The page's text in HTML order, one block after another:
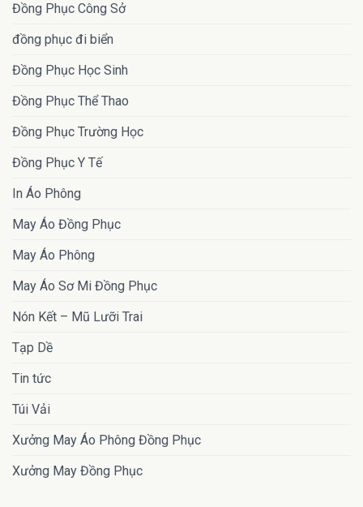
Đồng Phục Công Sở
đồng phục đi biển
Đồng Phục Học Sinh
Đồng Phục Thể Thao
Đồng Phục Trường Học
Đồng Phục Y Tế
In Áo Phông
May Áo Đồng Phục
May Áo Phông
May Áo Sơ Mi Đồng Phục
Nón Kết – Mũ Lưỡi Trai
Tạp Dề
Tin tức
Túi Vải
Xưởng May Áo Phông Đồng Phục
Xưởng May Đồng Phục